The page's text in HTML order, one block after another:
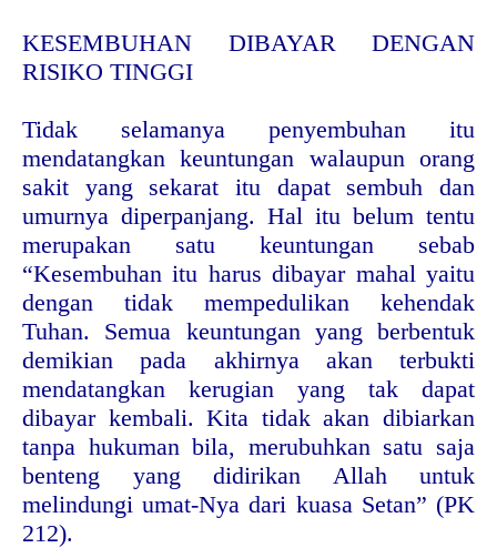
KESEMBUHAN DIBAYAR DENGAN
RISIKO TINGGI
Tidak selamanya penyembuhan itu
mendatangkan keuntungan walaupun orang
sakit yang sekarat itu dapat sembuh dan
umurnya diperpanjang. Hal itu belum tentu
merupakan satu keuntungan sebab
“Kesembuhan itu harus dibayar mahal yaitu
dengan tidak mempedulikan kehendak
Tuhan. Semua keuntungan yang berbentuk
demikian pada akhirnya akan terbukti
mendatangkan kerugian yang tak dapat
dibayar kembali. Kita tidak akan dibiarkan
tanpa hukuman bila, merubuhkan satu saja
benteng yang didirikan Allah untuk
melindungi umat-Nya dari kuasa Setan” (PK
212).